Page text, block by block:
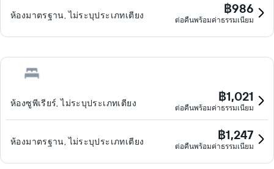
ห้องมาตรฐาน, ไม่ระบุประเภทเตียง ฿986
ต่อคืนพร้อมค่าธรรมเนียม
ห้องซูพีเรียร์, ไม่ระบุประเภทเตียง ฿1,021
ต่อคืนพร้อมค่าธรรมเนียม
ห้องมาตรฐาน, ไม่ระบุประเภทเตียง ฿1,247
ต่อคืนพร้อมค่าธรรมเนียม